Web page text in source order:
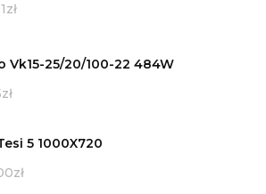
zł
Vk15-25/20/100-22 484W
zł
5 1000X720
zł